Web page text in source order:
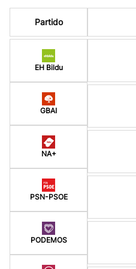
Partido
EH Bildu
GBAI
NA+
PSN-PSOE
PODEMOS